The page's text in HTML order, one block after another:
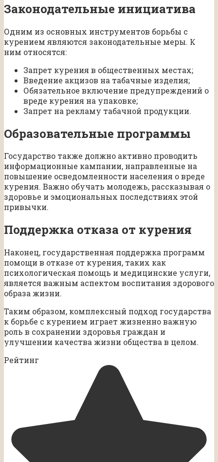
Законодательные инициатива
Одним из основных инструментов борьбы с
курением являются законодательные меры. К
ним относятся:
Запрет курения в общественных местах;
Введение акцизов на табачные изделия;
Обязательное включение предупреждений о
вреде курения на упаковке;
Запрет на рекламу табачной продукции.
Образовательные программы
Государство также должно активно проводить
информационные кампании, направленные на
повышение осведомленности населения о вреде
курения. Важно обучать молодежь, рассказывая о
здоровье и эмоциональных последствиях этой
привычки.
Поддержка отказа от курения
Наконец, государственная поддержка программ
помощи в отказе от курения, таких как
психологическая помощь и медицинские услуги,
является важным аспектом воспитания здорового
образа жизни.
Таким образом, комплексный подход государства
к борьбе с курением играет жизненно важную
роль в сохранении здоровья граждан и
улучшении качества жизни общества в целом.
Рейтинг